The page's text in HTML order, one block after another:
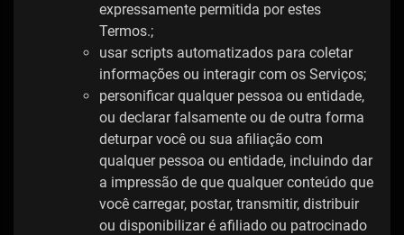
expressamente permitida por estes
Termos.;
usar scripts automatizados para coletar
informações ou interagir com os Serviços;
personificar qualquer pessoa ou entidade,
ou declarar falsamente ou de outra forma
deturpar você ou sua afiliação com
qualquer pessoa ou entidade, incluindo dar
a impressão de que qualquer conteúdo que
você carregar, postar, transmitir, distribuir
ou disponibilizar é afiliado ou patrocinado